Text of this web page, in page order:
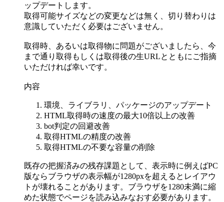
ップデートします。
取得可能サイズなどの変更などは無く、切り替わりは
意識していただく必要はございません。
取得時、あるいは取得物に問題がございましたら、今
まで通り取得もしくは取得後の生URLとともにご指摘
いただければ幸いです。
内容
環境、ライブラリ、パッケージのアップデート
HTML取得時の速度の最大10倍以上の改善
bot判定の回避改善
取得HTMLの精度の改善
取得HTMLの不要な容量の削除
既存の把握済みの残存課題として、表示時に例えばPC
版ならブラウザの表示幅が1280pxを超えるとレイアウ
トが壊れることがあります。ブラウザを1280未満に縮
めた状態でページを読み込みなおす必要があります。